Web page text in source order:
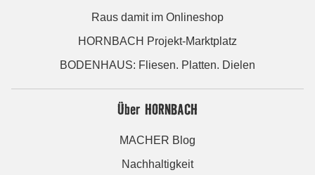
Raus damit im Onlineshop
HORNBACH Projekt-Marktplatz
BODENHAUS: Fliesen. Platten. Dielen
Über HORNBACH
MACHER Blog
Nachhaltigkeit